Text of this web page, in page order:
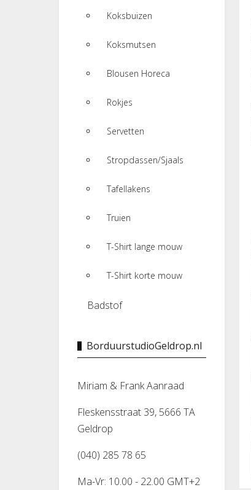
Koksbuizen
Koksmutsen
Blousen Horeca
Rokjes
Servetten
Stropdassen/Sjaals
Tafellakens
Truien
T-Shirt lange mouw
T-Shirt korte mouw
Badstof
BorduurstudioGeldrop.nl
Miriam & Frank Aanraad
Fleskensstraat 39, 5666 TA
Geldrop
(040) 285 78 65
Ma-Vr: 10.00 - 22.00 GMT+2